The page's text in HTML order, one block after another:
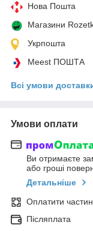
Нова Пошта
Магазини
Укрпошта
Meest ПОШТА
Всі умови
Умови оплати
Ви отримаєте
або гроші
Детальніше
Оплатити
Післяплата